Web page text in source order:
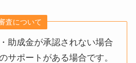
査について
助成金が承認されない場合
サポートがある場合です。